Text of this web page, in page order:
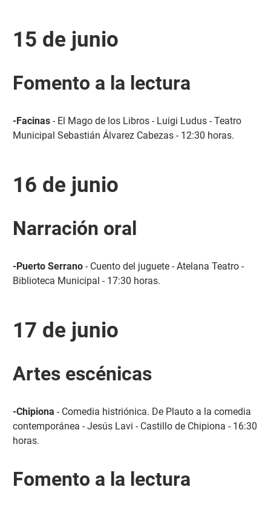
15 de junio
Fomento a la lectura
-Facinas- El Mago de los Libros - Luigi Ludus - Teatro
Municipal Sebastián Álvarez Cabezas - 12:30 horas.
16 de junio
Narración oral
-Puerto Serrano- Cuento del juguete - Atelana Teatro -
Biblioteca Municipal - 17:30 horas.
17 de junio
Artes escénicas
-Chipiona - Comedia histriónica. De Plauto a la comedia
contemporánea - Jesús Lavi - Castillo de Chipiona - 16:30
horas.
Fomento a la lectura